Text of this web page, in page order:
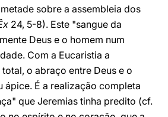
sobre a assembleia dos
24, 5-8). Este "sangue da
Deus e o homem num
Com a Eucaristia a
o abraço entre Deus e o
ápice. É a realização completa
que Jeremias tinha predito (cf.